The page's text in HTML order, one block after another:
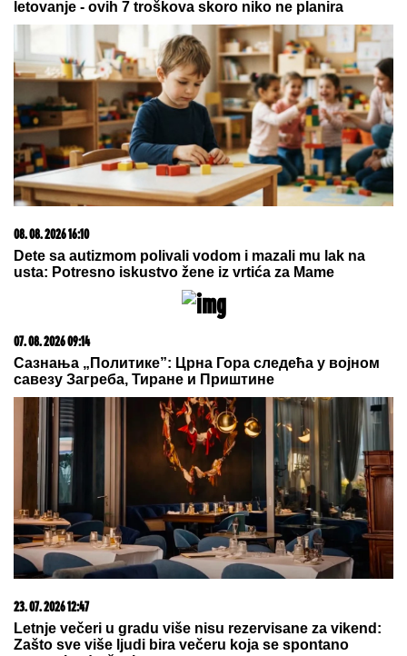
poznatu brzu hranu, a onda je
usledila munjevita akcija policije
MLAD MESEC I POMRAČENJE
SUNCAu istom danu donose
horoskopska znaka DOBRO ĆE
UPAMTITI 12. avgust - od tad im se